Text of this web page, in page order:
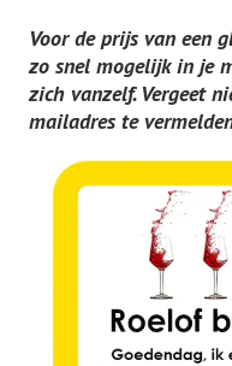
Voor de prijs van een
zo snel mogelijk in je
zich vanzelf. Vergeet
mailadres te